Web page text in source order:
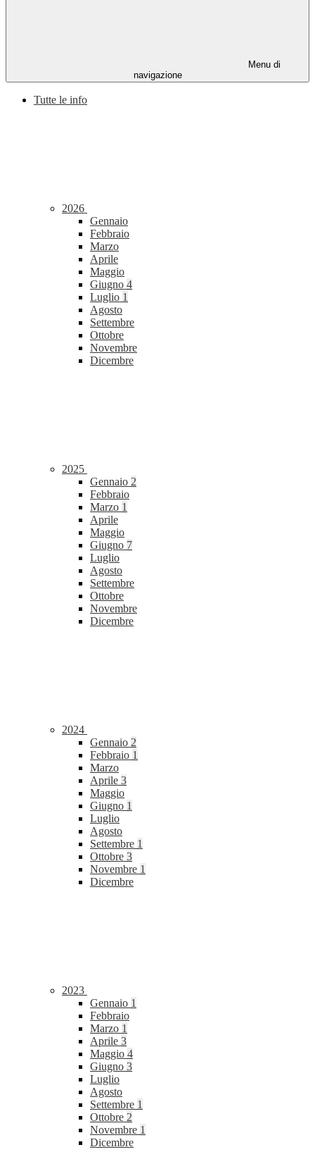
Menu di
navigazione
Tutte le info
2026
Gennaio
Febbraio
Marzo
Aprile
Maggio
Giugno 4
Luglio 1
Agosto
Settembre
Ottobre
Novembre
Dicembre
2025
Gennaio 2
Febbraio
Marzo 1
Aprile
Maggio
Giugno 7
Luglio
Agosto
Settembre
Ottobre
Novembre
Dicembre
2024
Gennaio 2
Febbraio 1
Marzo
Aprile 3
Maggio
Giugno 1
Luglio
Agosto
Settembre 1
Ottobre 3
Novembre 1
Dicembre
2023
Gennaio 1
Febbraio
Marzo 1
Aprile 3
Maggio 4
Giugno 3
Luglio
Agosto
Settembre 1
Ottobre 2
Novembre 1
Dicembre